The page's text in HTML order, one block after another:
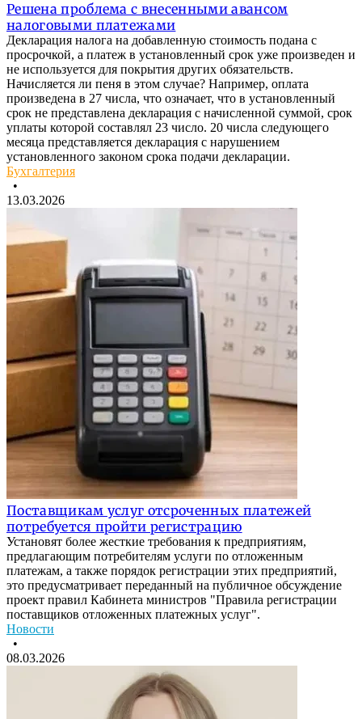
Решена проблема с внесенными авансом
налоговыми платежами
Декларация налога на добавленную стоимость подана с
просрочкой, а платеж в установленный срок уже произведен и
не используется для покрытия других обязательств.
Начисляется ли пеня в этом случае? Например, оплата
произведена в 27 числа, что означает, что в установленный
срок не представлена декларация с начисленной суммой, срок
уплаты которой составлял 23 число. 20 числа следующего
месяца представляется декларация с нарушением
установленного законом срока подачи декларации.
Бухгалтерия
•
13.03.2026
Поставщикам услуг отсроченных платежей
потребуется пройти регистрацию
Установят более жесткие требования к предприятиям,
предлагающим потребителям услуги по отложенным
платежам, а также порядок регистрации этих предприятий,
это предусматривает переданный на публичное обсуждение
проект правил Кабинета министров "Правила регистрации
поставщиков отложенных платежных услуг".
Новости
•
08.03.2026